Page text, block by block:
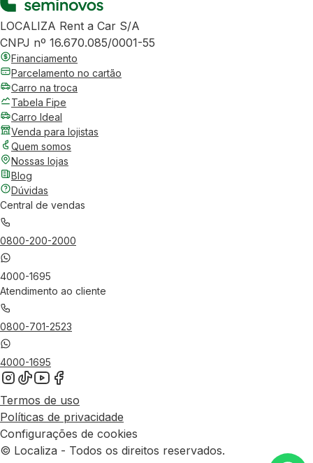
LOCALIZA Rent a Car S/A
CNPJ nº 16.670.085/0001-55
Financiamento
Parcelamento no cartão
Carro na troca
Tabela Fipe
Carro Ideal
Venda para lojistas
Quem somos
Nossas lojas
Blog
Dúvidas
Central de vendas
0800-200-2000
4000-1695
Atendimento ao cliente
0800-701-2523
4000-1695
Termos de uso
Políticas de privacidade
Configurações de cookies
© Localiza - Todos os direitos reservados.